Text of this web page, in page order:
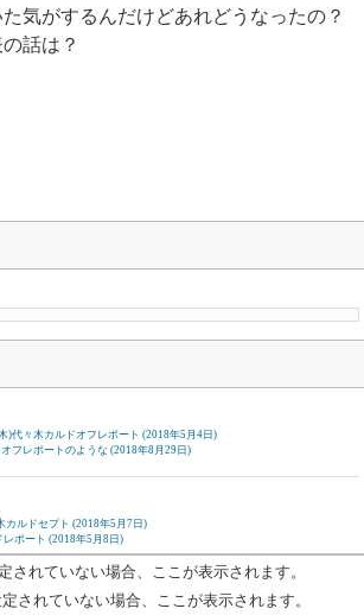
気がするんだけどあれどうなったの？
話は？
)代々木カルドオフレポート (2018年5月4日)
フレポートのような (2018年8月29日)
カルドセプト (2018年5月7日)
ポート (2018年5月8日)
されていない場合、ここが表示されます。
されていない場合、ここが表示されます。